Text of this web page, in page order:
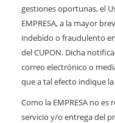
gestiones oportunas, el
EMPRESA, a la mayor
indebido o fraudulento
del CUPON. Dicha
correo electrónico o
que a tal efecto indique la
Como la EMPRESA no
servicio y/o entrega del